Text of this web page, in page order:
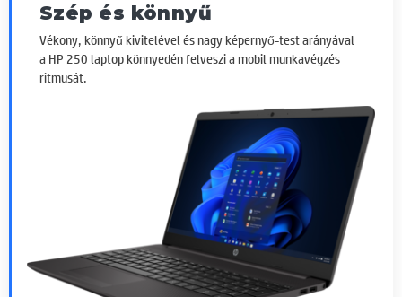
Szép és könnyű
Vékony, könnyű kivitelével és nagy képernyő-test arányával
a HP 250 laptop könnyedén felveszi a mobil munkavégzés
ritmusát.